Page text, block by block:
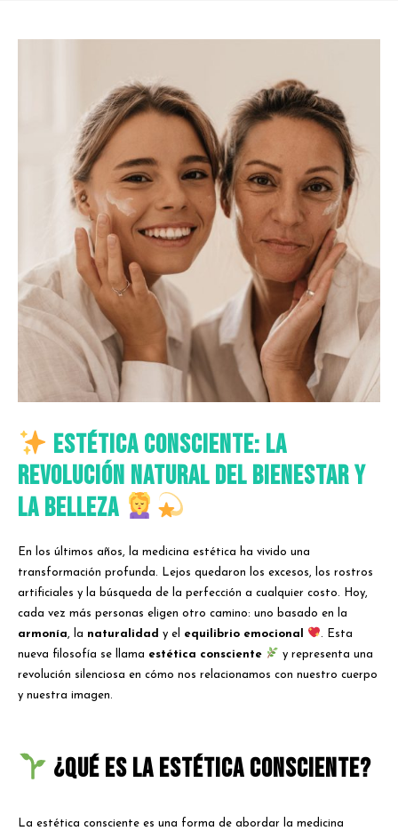
Estética Consciente: La
Revolución Natural del Bienestar y
la Belleza
En los últimos años, la medicina estética ha vivido una
transformación profunda. Lejos quedaron los excesos, los rostros
artificiales y la búsqueda de la perfección a cualquier costo. Hoy,
cada vez más personas eligen otro camino: uno basado en la
armonía , la naturalidad y el equilibrio emocional
. Esta
nueva filosofía se llama estética consciente
y representa una
revolución silenciosa en cómo nos relacionamos con nuestro cuerpo
y nuestra imagen.
¿Qué es la estética consciente?
La estética consciente es una forma de abordar la medicina